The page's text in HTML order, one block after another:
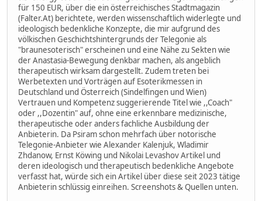
für 150 EUR, über die ein österreichisches Stadtmagazin
(Falter.At) berichtete, werden wissenschaftlich widerlegte und
ideologisch bedenkliche Konzepte, die mir aufgrund des
völkischen Geschichtshintergrunds der Telegonie als
"braunesoterisch" erscheinen und eine Nähe zu Sekten wie
der Anastasia-Bewegung denkbar machen, als angeblich
therapeutisch wirksam dargestellt. Zudem treten bei
Werbetexten und Vorträgen auf Esoterikmessen in
Deutschland und Österreich (Sindelfingen und Wien)
Vertrauen und Kompetenz suggerierende Titel wie ,,Coach"
oder ,,Dozentin" auf, ohne eine erkennbare medizinische,
therapeutische oder anders fachliche Ausbildung der
Anbieterin. Da Psiram schon mehrfach über notorische
Telegonie-Anbieter wie Alexander Kalenjuk, Wladimir
Zhdanow, Ernst Köwing und Nikolai Levashov Artikel und
deren ideologisch und therapeutisch bedenkliche Angebote
verfasst hat, würde sich ein Artikel über diese seit 2023 tätige
Anbieterin schlüssig einreihen. Screenshots & Quellen unten.